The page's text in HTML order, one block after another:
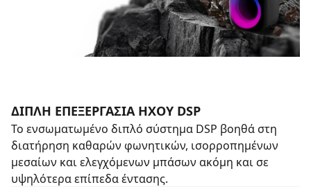
ΔΙΠΛΉ ΕΠΕΞΕΡΓΑΣΊΑ ΉΧΟΥ DSP
Το ενσωματωμένο διπλό σύστημα DSP βοηθά στη
διατήρηση καθαρών φωνητικών, ισορροπημένων
μεσαίων και ελεγχόμενων μπάσων ακόμη και σε
υψηλότερα επίπεδα έντασης.